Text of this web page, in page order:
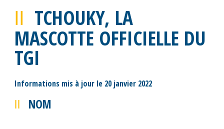
TCHOUKY, LA
MASCOTTE OFFICIELLE DU
TGI
Informations mis à jour le 20 janvier 2022
NOM